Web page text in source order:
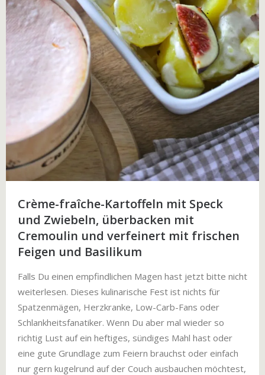
Crème-fraîche-Kartoffeln mit Speck
und Zwiebeln, überbacken mit
Cremoulin und verfeinert mit frischen
Feigen und Basilikum
Falls Du einen empfindlichen Magen hast jetzt bitte nicht
weiterlesen. Dieses kulinarische Fest ist nichts für
Spatzenmägen, Herzkranke, Low-Carb-Fans oder
Schlankheitsfanatiker. Wenn Du aber mal wieder so
richtig Lust auf ein heftiges, sündiges Mahl hast oder
eine gute Grundlage zum Feiern brauchst oder einfach
nur gern kugelrund auf der Couch ausbauchen möchtest,